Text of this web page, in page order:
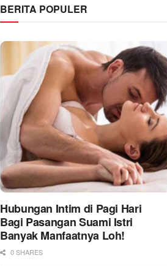
BERITA POPULER
Hubungan Intim di Pagi Hari
Bagi Pasangan Suami Istri
Banyak Manfaatnya Loh!
0 SHARES